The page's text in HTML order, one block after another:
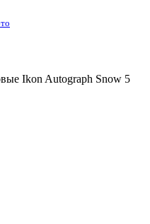
Ikon Autograph Snow 5